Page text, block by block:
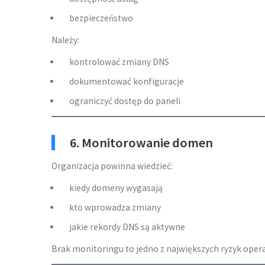
bezpieczeństwo
Należy:
kontrolować zmiany DNS
dokumentować konfiguracje
ograniczyć dostęp do paneli
6. Monitorowanie domen
Organizacja powinna wiedzieć:
kiedy domeny wygasają
kto wprowadza zmiany
jakie rekordy DNS są aktywne
Brak monitoringu to jedno z największych ryzyk